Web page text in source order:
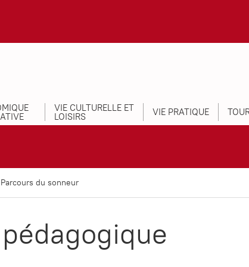
VIE CULTURELLE ET
LOISIRS VIE PRATIQUE
Parcours du sonneur